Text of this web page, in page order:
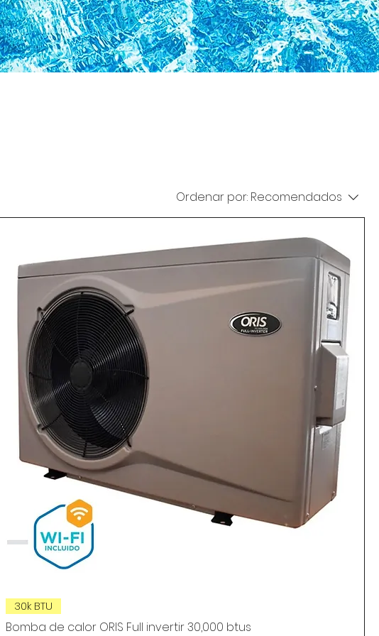
Ordenar por: Recomendados
30k BTU
Bomba de calor ORIS Full invertir 30,000 btus